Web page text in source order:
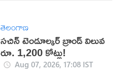
తెలంగాణ
సచిన్ టెండూల్కర్ బ్రాండ్ విలువ
రూ. 1,200 కోట్లు!
Aug 07, 2026, 17:08 IST